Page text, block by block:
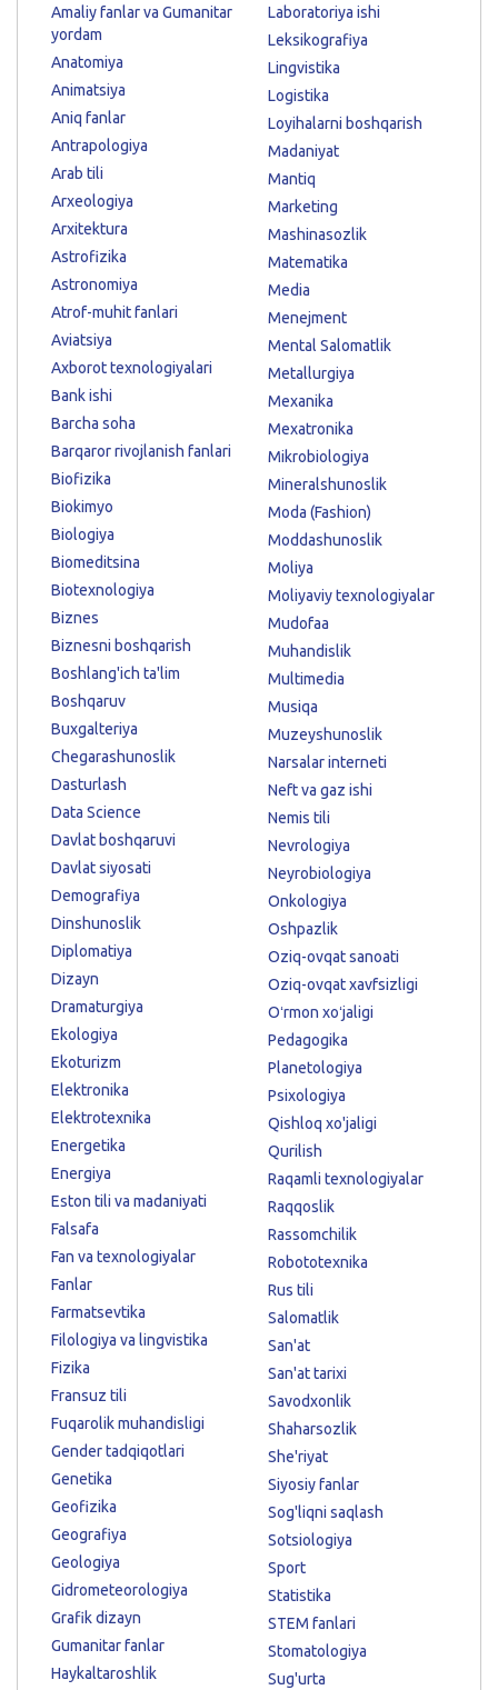
Amaliy fanlar va Gumanitar
yordam
Anatomiya
Animatsiya
Aniq fanlar
Antrapologiya
Arab tili
Arxeologiya
Arxitektura
Astrofizika
Astronomiya
Atrof-muhit fanlari
Aviatsiya
Axborot texnologiyalari
Bank ishi
Barcha soha
Barqaror rivojlanish fanlari
Biofizika
Biokimyo
Biologiya
Biomeditsina
Biotexnologiya
Biznes
Biznesni boshqarish
Boshlang'ich ta'lim
Boshqaruv
Buxgalteriya
Chegarashunoslik
Dasturlash
Data Science
Davlat boshqaruvi
Davlat siyosati
Demografiya
Dinshunoslik
Diplomatiya
Dizayn
Dramaturgiya
Ekologiya
Ekoturizm
Elektronika
Elektrotexnika
Energetika
Energiya
Eston tili va madaniyati
Falsafa
Fan va texnologiyalar
Fanlar
Farmatsevtika
Filologiya va lingvistika
Fizika
Fransuz tili
Fuqarolik muhandisligi
Gender tadqiqotlari
Genetika
Geofizika
Geografiya
Geologiya
Gidrometeorologiya
Grafik dizayn
Gumanitar fanlar
Haykaltaroshlik
Laboratoriya ishi
Leksikografiya
Lingvistika
Logistika
Loyihalarni boshqarish
Madaniyat
Mantiq
Marketing
Mashinasozlik
Matematika
Media
Menejment
Mental Salomatlik
Metallurgiya
Mexanika
Mexatronika
Mikrobiologiya
Mineralshunoslik
Moda (Fashion)
Moddashunoslik
Moliya
Moliyaviy texnologiyalar
Mudofaa
Muhandislik
Multimedia
Musiqa
Muzeyshunoslik
Narsalar interneti
Neft va gaz ishi
Nemis tili
Nevrologiya
Neyrobiologiya
Onkologiya
Oshpazlik
Oziq-ovqat sanoati
Oziq-ovqat xavfsizligi
Oʻrmon xoʻjaligi
Pedagogika
Planetologiya
Psixologiya
Qishloq xo'jaligi
Qurilish
Raqamli texnologiyalar
Raqqoslik
Rassomchilik
Robototexnika
Rus tili
Salomatlik
San'at
San'at tarixi
Savodxonlik
Shaharsozlik
She'riyat
Siyosiy fanlar
Sog'liqni saqlash
Sotsiologiya
Sport
Statistika
STEM fanlari
Stomatologiya
Sug'urta